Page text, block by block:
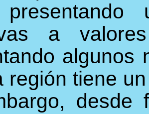
a
algunos
región tiene